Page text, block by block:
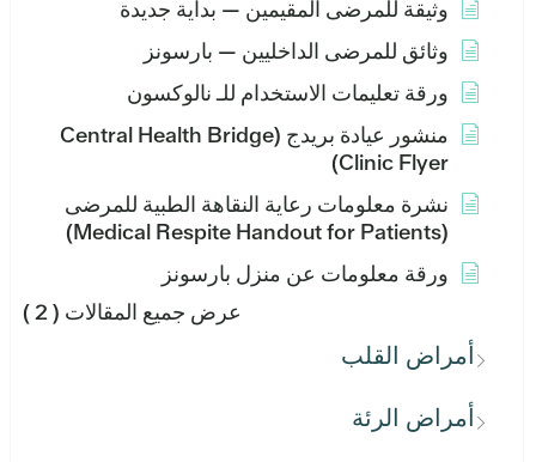
وثيقة للمرضى المقيمين — بداية جديدة
وثائق للمرضى الداخليين — بارسونز
ورقة تعليمات الاستخدام للـ نالوكسون
منشور عيادة بريدج (Central Health Bridge
Clinic Flyer)
نشرة معلومات رعاية النقاهة الطبية للمرضى
(Medical Respite Handout for Patients)
ورقة معلومات عن منزل بارسونز
عرض جميع المقالات ( 2 )
أمراض القلب
أمراض الرئة